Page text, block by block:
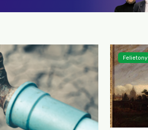
Felietony